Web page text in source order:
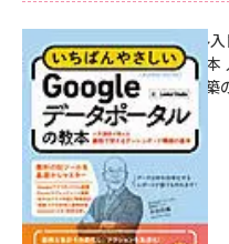
無料BIツール入
ポータルの教本
シュボード構築
7月31日 10:00